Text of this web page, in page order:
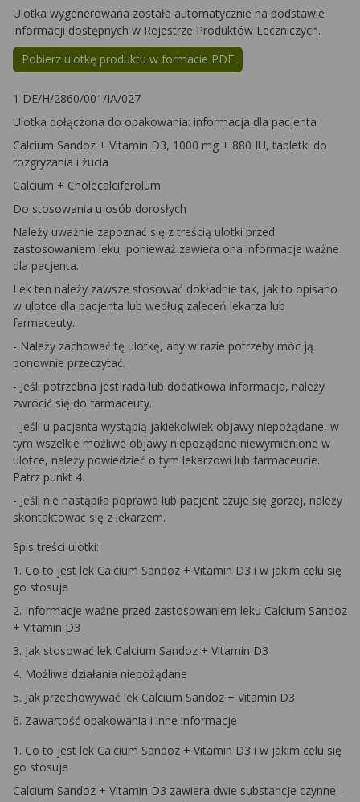
Ulotka wygenerowana została automatycznie na podstawie
informacji dostępnych w Rejestrze Produktów Leczniczych.
Pobierz ulotkę produktu w formacie PDF
1 DE/H/2860/001/IA/027
Ulotka dołączona do opakowania: informacja dla pacjenta
Calcium Sandoz + Vitamin D3, 1000 mg + 880 IU, tabletki do
rozgryzania i żucia
Calcium + Cholecalciferolum
Do stosowania u osób dorosłych
Należy uważnie zapoznać się z treścią ulotki przed
zastosowaniem leku, ponieważ zawiera ona informacje ważne
dla pacjenta.
Lek ten należy zawsze stosować dokładnie tak, jak to opisano
w ulotce dla pacjenta lub według zaleceń lekarza lub
farmaceuty.
- Należy zachować tę ulotkę, aby w razie potrzeby móc ją
ponownie przeczytać.
- Jeśli potrzebna jest rada lub dodatkowa informacja, należy
zwrócić się do farmaceuty.
- Jeśli u pacjenta wystąpią jakiekolwiek objawy niepożądane, w
tym wszelkie możliwe objawy niepożądane niewymienione w
ulotce, należy powiedzieć o tym lekarzowi lub farmaceucie.
Patrz punkt 4.
- Jeśli nie nastąpiła poprawa lub pacjent czuje się gorzej, należy
skontaktować się z lekarzem.
Spis treści ulotki:
1. Co to jest lek Calcium Sandoz + Vitamin D3 i w jakim celu się
go stosuje
2. Informacje ważne przed zastosowaniem leku Calcium Sandoz
+ Vitamin D3
3. Jak stosować lek Calcium Sandoz + Vitamin D3
4. Możliwe działania niepożądane
5. Jak przechowywać lek Calcium Sandoz + Vitamin D3
6. Zawartość opakowania i inne informacje
1. Co to jest lek Calcium Sandoz + Vitamin D3 i w jakim celu się
go stosuje
Calcium Sandoz + Vitamin D3 zawiera dwie substancje czynne –